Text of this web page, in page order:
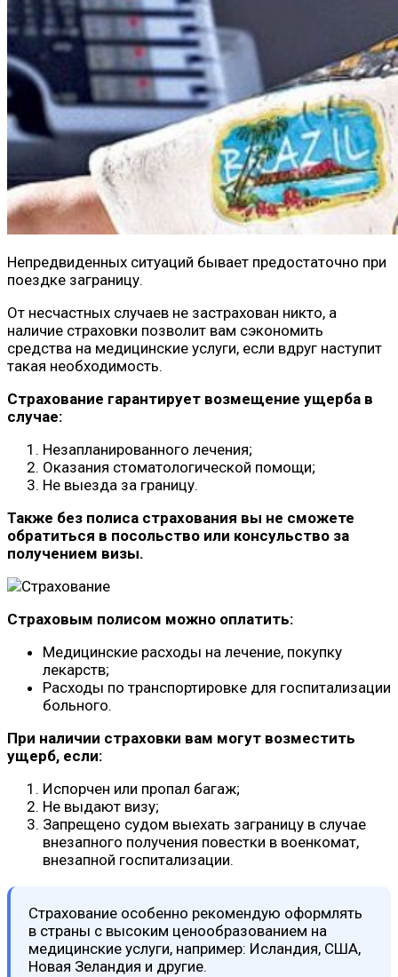
Непредвиденных ситуаций бывает предостаточно при
поездке заграницу.
От несчастных случаев не застрахован никто, а
наличие страховки позволит вам сэкономить
средства на медицинские услуги, если вдруг наступит
такая необходимость.
Страхование гарантирует возмещение ущерба в
случае:
Незапланированного лечения;
Оказания стоматологической помощи;
Не выезда за границу.
Также без полиса страхования вы не сможете
обратиться в посольство или консульство за
получением визы.
Страховым полисом можно оплатить:
Медицинские расходы на лечение, покупку
лекарств;
Расходы по транспортировке для госпитализации
больного.
При наличии страховки вам могут возместить
ущерб, если:
Испорчен или пропал багаж;
Не выдают визу;
Запрещено судом выехать заграницу в случае
внезапного получения повестки в военкомат,
внезапной госпитализации.
Страхование особенно рекомендую оформлять
в страны с высоким ценообразованием на
медицинские услуги, например: Исландия, США,
Новая Зеландия и другие.